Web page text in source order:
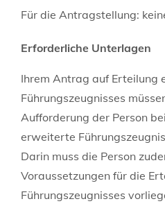
Für die Antragstellung:
Erforderliche Unterlagen
Ihrem Antrag auf Erteilung
Führungszeugnisses
Aufforderung der Person
erweiterte
Darin muss die Person
Voraussetzungen für die
Führungszeugnisses